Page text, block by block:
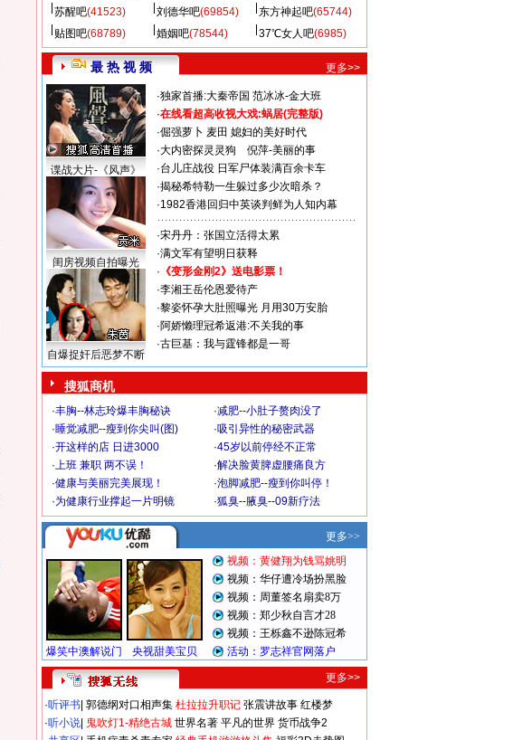
苏醒吧(41523) 刘德华吧(69854) 东方神起吧(65744)
贴图吧(68789) 婚姻吧(78544) 37℃女人吧(6985)
最 热 视 频 更多>>
谍战大片-《风声》
闺房视频自拍曝光
自爆捉奸后恶梦不断
·独家首播:大秦帝国 范冰冰-金大班
·在线看超高收视大戏:蜗居(完整版)
·倔强萝卜 麦田 媳妇的美好时代
·大内密探灵灵狗
倪萍-美丽的事
·台儿庄战役 日军尸体装满百余卡车
·揭秘希特勒一生躲过多少次暗杀？
·1982香港回归中英谈判鲜为人知内幕
·宋丹丹：张国立活得太累
·满文军有望明日获释
· 《变形金刚2》送电影票！
·李湘王岳伦恩爱待产
·黎姿怀孕大肚照曝光 月用30万安胎
·阿娇懒理冠希返港:不关我的事
·古巨基：我与霆锋都是一哥
搜狐商机
·丰胸--林志玲爆丰胸秘诀 ·减肥--小肚子赘肉没了
·睡觉减肥--瘦到你尖叫(图) ·吸引异性的秘密武器
·开这样的店 日进3000 ·45岁以前停经不正常
·上班 兼职 两不误！ ·解决脸黄脾虚腰痛良方
·健康与美丽完美展现！ ·泡脚减肥--瘦到你叫停！
·为健康行业撑起一片明镜 ·狐臭--腋臭--09新疗法
更多>>
·听评书 郭德纲对口相声集 杜拉拉升职记 张震讲故事 红楼梦
·听小说 鬼吹灯1-精绝古城 世界名著 平凡的世界 货币战争2